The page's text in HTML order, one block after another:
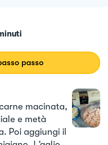
passo
macinata,
e metà
Poi aggiungi il